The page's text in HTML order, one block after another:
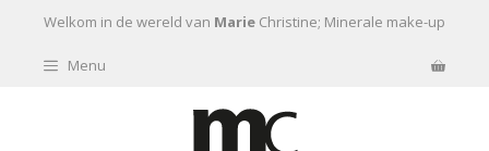
Ga naar de inhoud
Welkom in de wereld van Marie Christine; Minerale make-up
Menu